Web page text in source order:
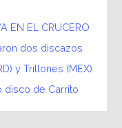
EN EL CRUCERO
dos discazos
y Trillones (MEX)
disco de Carrito